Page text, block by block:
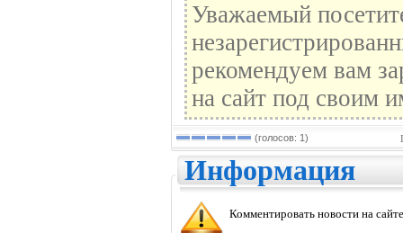
Уважаемый
рекомендуем вам
на сайт под своим
(голосов: 1)
Информация
Комментировать новости на